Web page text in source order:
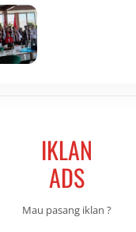
IKLAN
ADS
Mau pasang iklan ?